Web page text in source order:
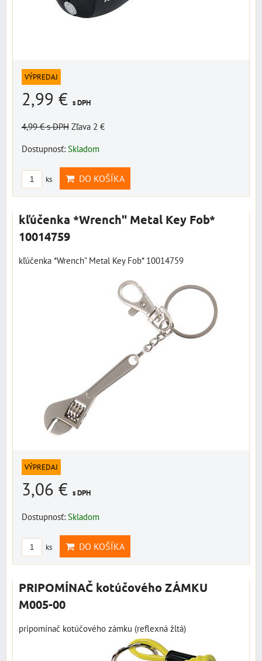
VÝPREDAJ
2,99 € s DPH
4,99 €s DPH Zľava 2 €
Dostupnosť: Skladom
ks DO KOŠÍKA
kľúčenka *Wrench" Metal Key Fob*
10014759
kľúčenka *Wrench" Metal Key Fob* 10014759
VÝPREDAJ
3,06 € s DPH
Dostupnosť: Skladom
ks DO KOŠÍKA
PRIPOMÍNAČ kotúčového ZÁMKU
M005-00
pripomínač kotúčového zámku (reflexná žltá)